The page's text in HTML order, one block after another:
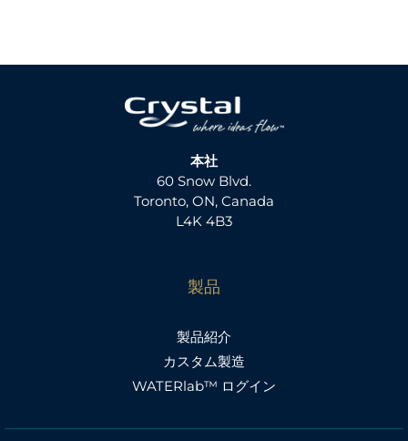
本社
60 Snow Blvd.
Toronto, ON, Canada
L4K 4B3
製品
製品紹介
カスタム製造
WATERlab™ ログイン